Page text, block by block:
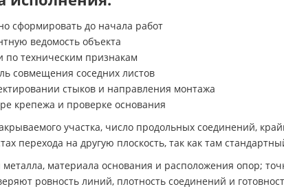
сформировать до начала работ
ведомость объекта
по техническим признакам
совмещения соседних листов
стыков и направления монтажа
крепежа и проверке основания
участка, число продольных соединений,
перехода на другую плоскость, так как там
материала основания и расположения опор;
ровность линий, плотность соединений и